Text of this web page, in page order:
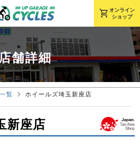
shopping_cart オンライン
ショップ
舗詳細
覧 ホイールズ埼玉新座店
新座店